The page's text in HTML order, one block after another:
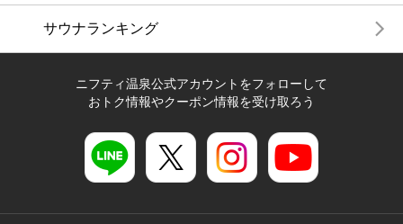
サウナランキング
ニフティ温泉公式アカウントをフォローして
おトク情報やクーポン情報を受け取ろう